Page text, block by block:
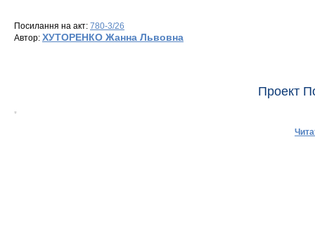
Посилання на акт: 780-3/26
Автор: ХУТОРЕНКО Жанна Львовна
Проект
*